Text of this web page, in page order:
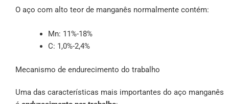
O aço com alto teor de manganês normalmente contém:
Mn: 11%-18%
C: 1,0%-2,4%
Mecanismo de endurecimento do trabalho
Uma das características mais importantes do aço manganês